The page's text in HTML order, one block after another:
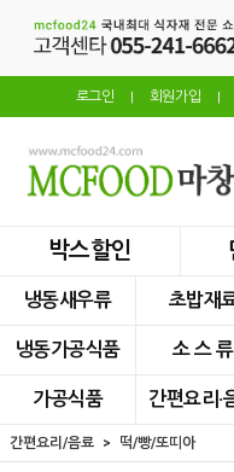
로그인 회원가입
박스할인
냉동새우류 초밥재
냉동가공식품 소 스 류
가공식품 간편요리·
간편요리/음료 떡/빵/또띠아